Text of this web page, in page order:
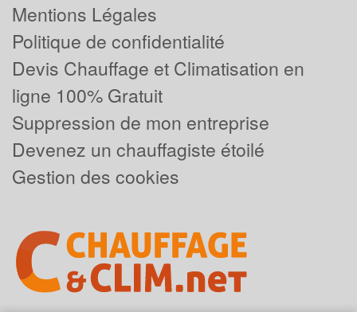
Mentions Légales
Politique de confidentialité
Devis Chauffage et Climatisation en
ligne 100% Gratuit
Suppression de mon entreprise
Devenez un chauffagiste étoilé
Gestion des cookies